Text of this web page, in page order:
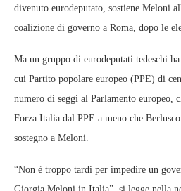
divenuto eurodeputato, sostiene Meloni
coalizione di governo a Roma, dopo le
Ma un gruppo di eurodeputati tedeschi
cui Partito popolare europeo (PPE) di
numero di seggi al Parlamento europeo,
Forza Italia dal PPE a meno che
sostegno a Meloni.
“Non è troppo tardi per impedire un